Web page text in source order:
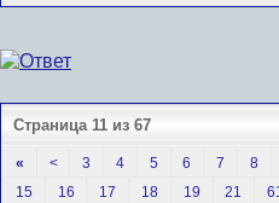
Страница 11 из 67
« < 3 4 5 6 7 8
15
16 17 18 19 21